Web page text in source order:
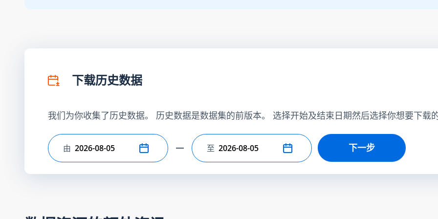
下载历史数据
我们为你收集了历史数据。 历史数据是数据集的前版本。 选择开始及结束日期然后选择你想要下载
选择开始日期
由 选择结束日期
至 下一步